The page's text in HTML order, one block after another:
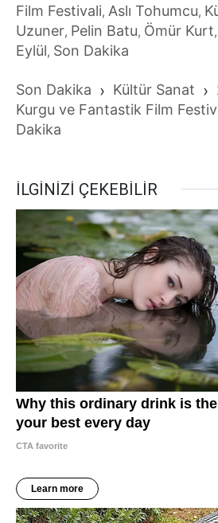
Film Festivali, Aslı Tohumcu,
Uzuner, Pelin Batu, Ömür Kurt,
Eylül, Son Dakika
Son Dakika › Kültür Sanat ›
Kurgu ve Fantastik Film
Dakika